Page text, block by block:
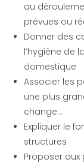
au
prévues ou
Donner des
l’hygiène de
domestique
Associer les
une plus
change…
Expliquer le
structures
Proposer